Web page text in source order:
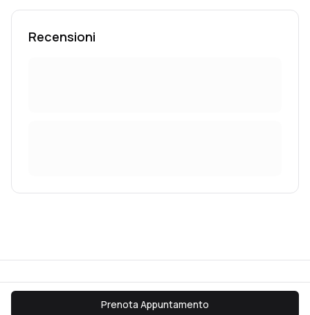
Prenota Appuntamento
Recensioni
Termini & Condizioni Privacy Contatti Blog